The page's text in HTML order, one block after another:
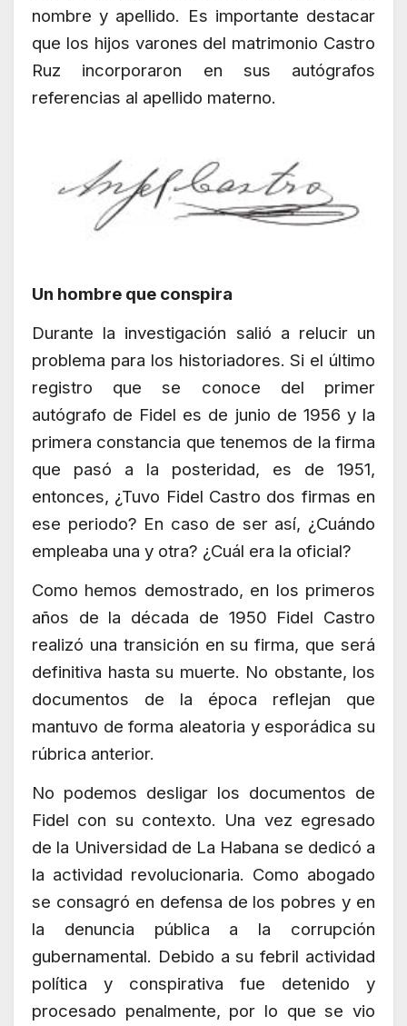
nombre y apellido. Es importante destacar
que los hijos varones del matrimonio Castro
Ruz incorporaron en sus autógrafos
referencias al apellido materno.
Un hombre que conspira
Durante la investigación salió a relucir un
problema para los historiadores. Si el último
registro que se conoce del primer
autógrafo de Fidel es de junio de 1956 y la
primera constancia que tenemos de la firma
que pasó a la posteridad, es de 1951,
entonces, ¿Tuvo Fidel Castro dos firmas en
ese periodo? En caso de ser así, ¿Cuándo
empleaba una y otra? ¿Cuál era la oficial?
Como hemos demostrado, en los primeros
años de la década de 1950 Fidel Castro
realizó una transición en su firma, que será
definitiva hasta su muerte. No obstante, los
documentos de la época reflejan que
mantuvo de forma aleatoria y esporádica su
rúbrica anterior.
No podemos desligar los documentos de
Fidel con su contexto. Una vez egresado
de la Universidad de La Habana se dedicó a
la actividad revolucionaria. Como abogado
se consagró en defensa de los pobres y en
la denuncia pública a la corrupción
gubernamental. Debido a su febril actividad
política y conspirativa fue detenido y
procesado penalmente, por lo que se vio